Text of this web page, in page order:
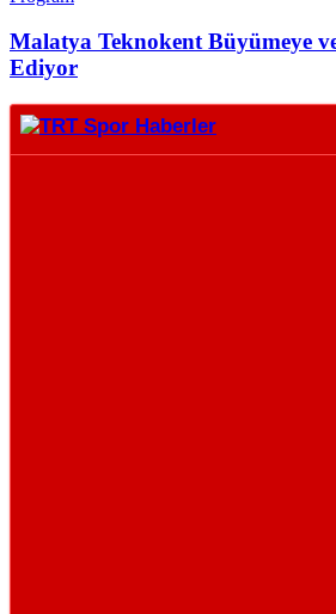
Malatya Teknokent Büyümeye
Ediyor